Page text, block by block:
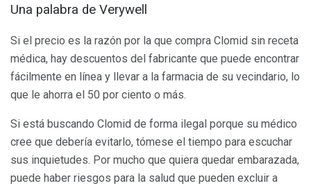
Una palabra de Verywell
Si el precio es la razón por la que compra Clomid sin receta
médica, hay descuentos del fabricante que puede encontrar
fácilmente en línea y llevar a la farmacia de su vecindario, lo
que le ahorra el 50 por ciento o más.
Si está buscando Clomid de forma ilegal porque su médico
cree que debería evitarlo, tómese el tiempo para escuchar
sus inquietudes. Por mucho que quiera quedar embarazada,
puede haber riesgos para la salud que pueden excluir a